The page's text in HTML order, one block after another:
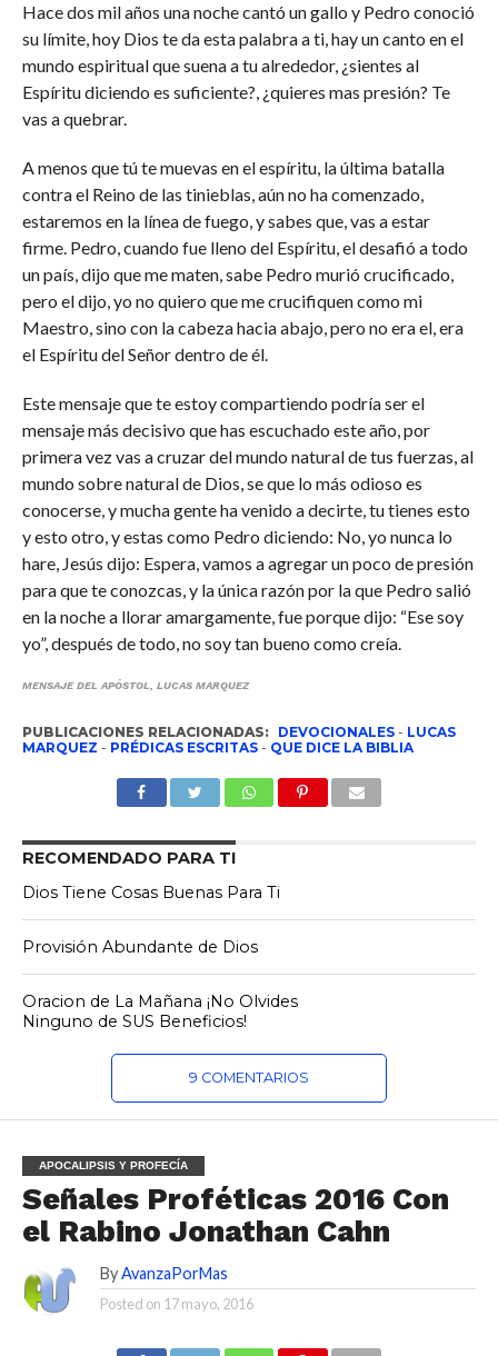
Hace dos mil años una noche cantó un gallo y Pedro conoció
su límite, hoy Dios te da esta palabra a ti, hay un canto en el
mundo espiritual que suena a tu alrededor, ¿sientes al
Espíritu diciendo es suficiente?, ¿quieres mas presión? Te
vas a quebrar.
A menos que tú te muevas en el espíritu, la última batalla
contra el Reino de las tinieblas, aún no ha comenzado,
estaremos en la línea de fuego, y sabes que, vas a estar
firme. Pedro, cuando fue lleno del Espíritu, el desafió a todo
un país, dijo que me maten, sabe Pedro murió crucificado,
pero el dijo, yo no quiero que me crucifiquen como mi
Maestro, sino con la cabeza hacia abajo, pero no era el, era
el Espíritu del Señor dentro de él.
Este mensaje que te estoy compartiendo podría ser el
mensaje más decisivo que has escuchado este año, por
primera vez vas a cruzar del mundo natural de tus fuerzas, al
mundo sobre natural de Dios, se que lo más odioso es
conocerse, y mucha gente ha venido a decirte, tu tienes esto
y esto otro, y estas como Pedro diciendo: No, yo nunca lo
hare, Jesús dijo: Espera, vamos a agregar un poco de presión
para que te conozcas, y la única razón por la que Pedro salió
en la noche a llorar amargamente, fue porque dijo: “Ese soy
yo”, después de todo, no soy tan bueno como creía.
MENSAJE DEL APÓSTOL, LUCAS MARQUEZ
PUBLICACIONES RELACIONADAS: DEVOCIONALES- LUCAS
MARQUEZ - PRÉDICAS ESCRITAS- QUE DICE LA BIBLIA
RECOMENDADO PARA TI
Dios Tiene Cosas Buenas Para Ti
Provisión Abundante de Dios
Oracion de La Mañana ¡No Olvides
Ninguno de SUS Beneficios!
9 COMENTARIOS
APOCALIPSIS Y PROFECÍA
Señales Proféticas 2016 Con
el Rabino Jonathan Cahn
By AvanzaPorMas
Posted on 17 mayo, 2016